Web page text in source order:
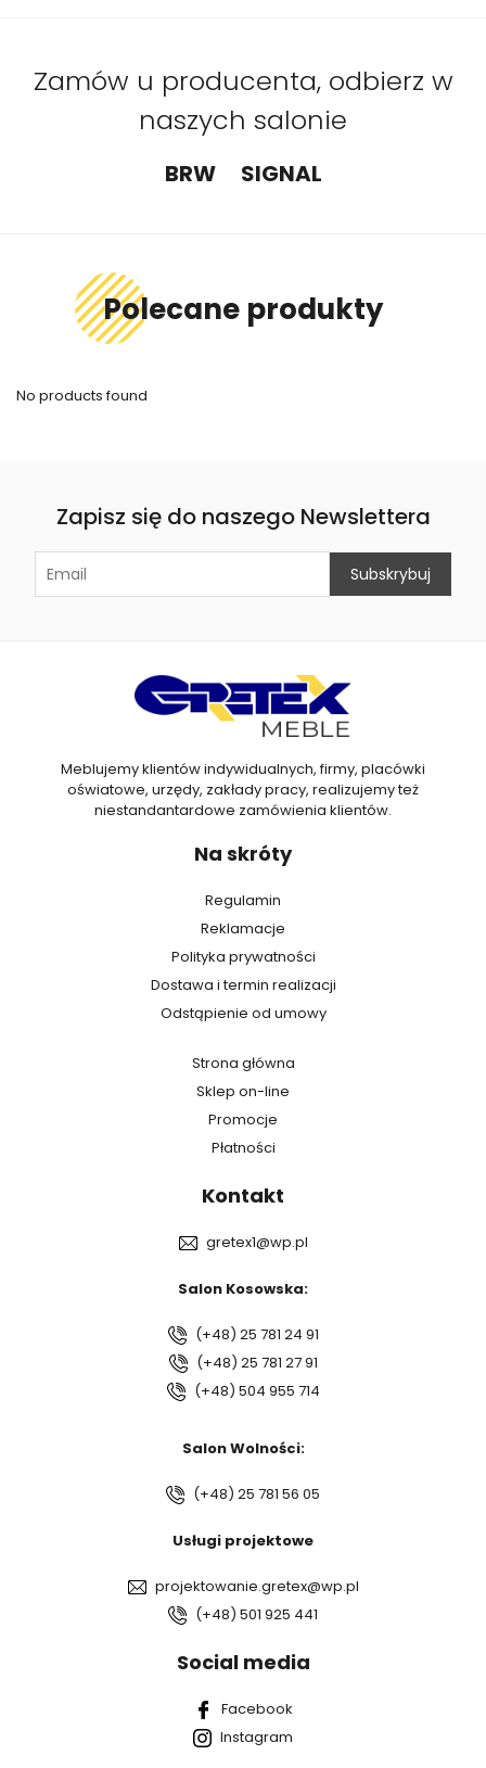
Zamów u producenta, odbierz w
naszych salonie
BRW SIGNAL
Polecane produkty
No products found
Zapisz się do naszego Newslettera
Meblujemy klientów indywidualnych, firmy, placówki
oświatowe, urzędy, zakłady pracy, realizujemy też
niestandantardowe zamówienia klientów.
Na skróty
Regulamin
Reklamacje
Polityka prywatności
Dostawa i termin realizacji
Odstąpienie od umowy
Strona główna
Sklep on-line
Promocje
Płatności
Kontakt
gretex1@wp.pl
Salon Kosowska:
(+48) 25 781 24 91
(+48) 25 781 27 91
(+48) 504 955 714
Salon Wolności:
(+48) 25 781 56 05
Usługi projektowe
projektowanie.gretex@wp.pl
(+48) 501 925 441
Social media
Facebook
Instagram